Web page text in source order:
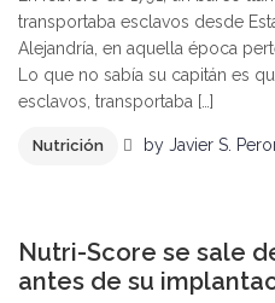
transportaba esclavos desde
Alejandría, en aquella época
Lo que no sabía su capitán es
esclavos, transportaba […]
Nutrición by Javier S.
Nutri-Score se sale
antes de su